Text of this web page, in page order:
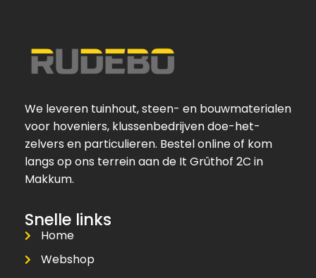
We leveren tuinhout, steen- en bouwmaterialen
voor hoveniers, klussenbedrijven doe-het-
zelvers en particulieren. Bestel online of kom
langs op ons terrein aan de It Grûthof 2C in
Makkum.
Snelle links
Home
Webshop